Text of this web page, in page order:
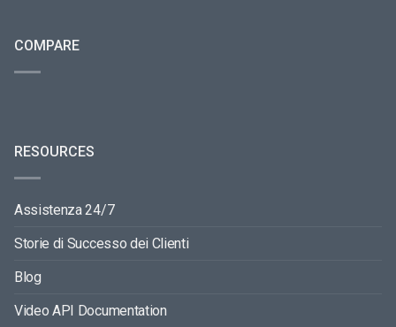
COMPARE
RESOURCES
Assistenza 24/7
Storie di Successo dei Clienti
Blog
Video API Documentation